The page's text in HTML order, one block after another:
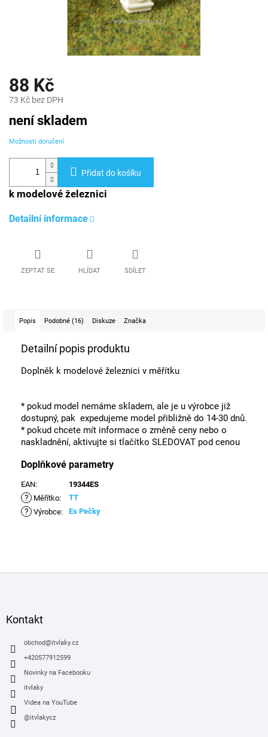
88 Kč
73 Kč bez DPH
cena:
není skladem
Možnosti doručení
Přidat do košíku
k modelové železnici
Detailní informace
ZEPTAT SE HLÍDAT SDÍLET
Popis Podobné (16) Diskuze Značka
Detailní popis produktu
Doplněk k modelové železnici v měřítku
* pokud model nemáme skladem, ale je u výrobce již
dostupný, pak expedujeme model přibližně do 14-30 dnů.
* pokud chcete mít informace o změně ceny nebo o
naskladnění, aktivujte si tlačítko SLEDOVAT pod cenou
Doplňkové parametry
EAN: 19344ES
? Měřítko: TT
? Výrobce: Es Pečky
Kontakt
obchod@itvlaky.cz
+420577912599
Novinky na Facebooku
itvlaky
Videa na YouTube
@itvlakycz